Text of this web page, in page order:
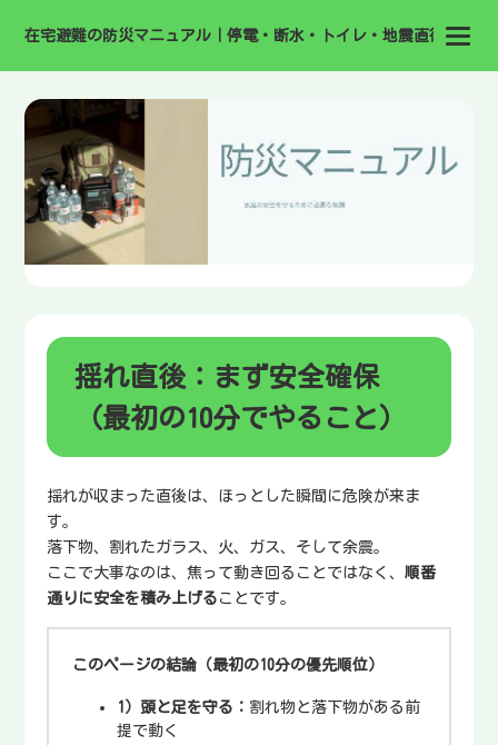
在宅避難の防災マニュアル｜停電・断水・トイレ・地震直後の備え
揺れ直後：まず安全確保
（最初の10分でやること）
揺れが収まった直後は、ほっとした瞬間に危険が来ま
す。
落下物、割れたガラス、火、ガス、そして余震。
ここで大事なのは、焦って動き回ることではなく、順番
通りに安全を積み上げる ことです。
このページの結論（最初の10分の優先順位）
1）頭と足を守る： 割れ物と落下物がある前
提で動く